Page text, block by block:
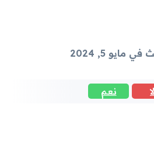
مايو 5, 2024
لا نعم